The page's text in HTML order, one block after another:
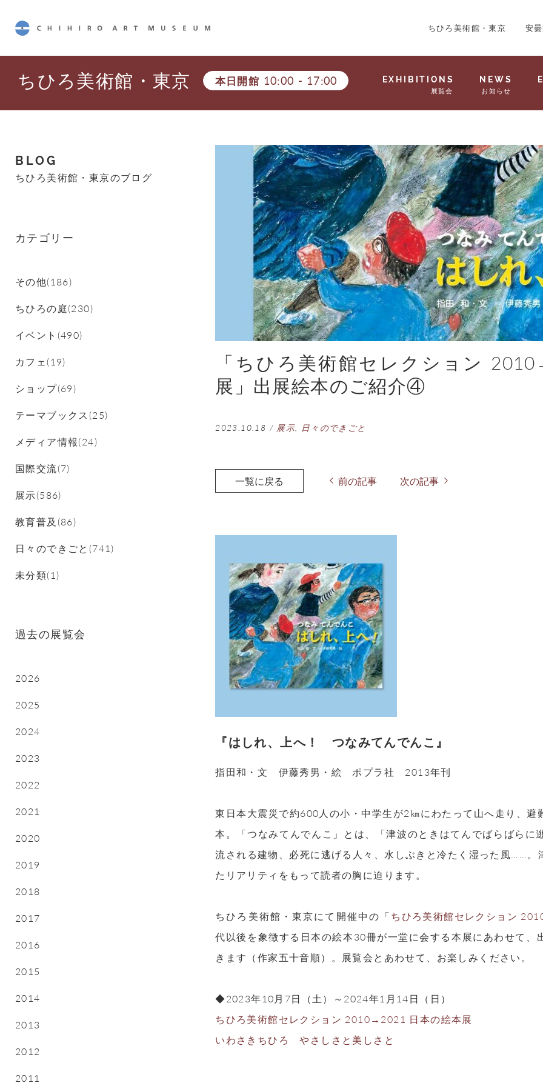
ちひろ美術館・東京 安
ちひろ美術館・東京 本日開館 10:00 - 17:00 EXHIBITIONS
展覧会
NEWS
お知らせ
「ちひろ美術館セレクション
展」出展絵本のご紹介④
2023.10.18 / 展示, 日々のできごと
一覧に戻る 前の記事 次の記事
『はしれ、上へ！ つなみてんでんこ』
指田和・文 伊藤秀男・絵 ポプラ社 2013年刊
東日本大震災で約600人の小・中学生が2㎞にわたって山へ走り、避
本。「つなみてんでんこ」とは、「津波のときはてんでばらばらに
流される建物、必死に逃げる人々、水しぶきと冷たく湿った風……。
たリアリティをもって読者の胸に迫ります。
ちひろ美術館・東京にて開催中の「ちひろ美術館セレクション
代以後を象徴する日本の絵本30冊が一堂に会する本展にあわせて、
きます（作家五十音順）。展覧会とあわせて、お楽しみください。
◆2023年10月7日（土）～2024年1月14日（日）
ちひろ美術館セレクション 2010→2021 日本の絵本展
いわさきちひろ やさしさと美しさと
BLOG
ちひろ美術館・東京のブログ
カテゴリー
その他(186)
ちひろの庭(230)
イベント(490)
カフェ(19)
ショップ(69)
テーマブックス(25)
メディア情報(24)
国際交流(7)
展示(586)
教育普及(86)
日々のできごと(741)
未分類(1)
過去の展覧会
2026
2025
2024
2023
2022
2021
2020
2019
2018
2017
2016
2015
2014
2013
2012
2011